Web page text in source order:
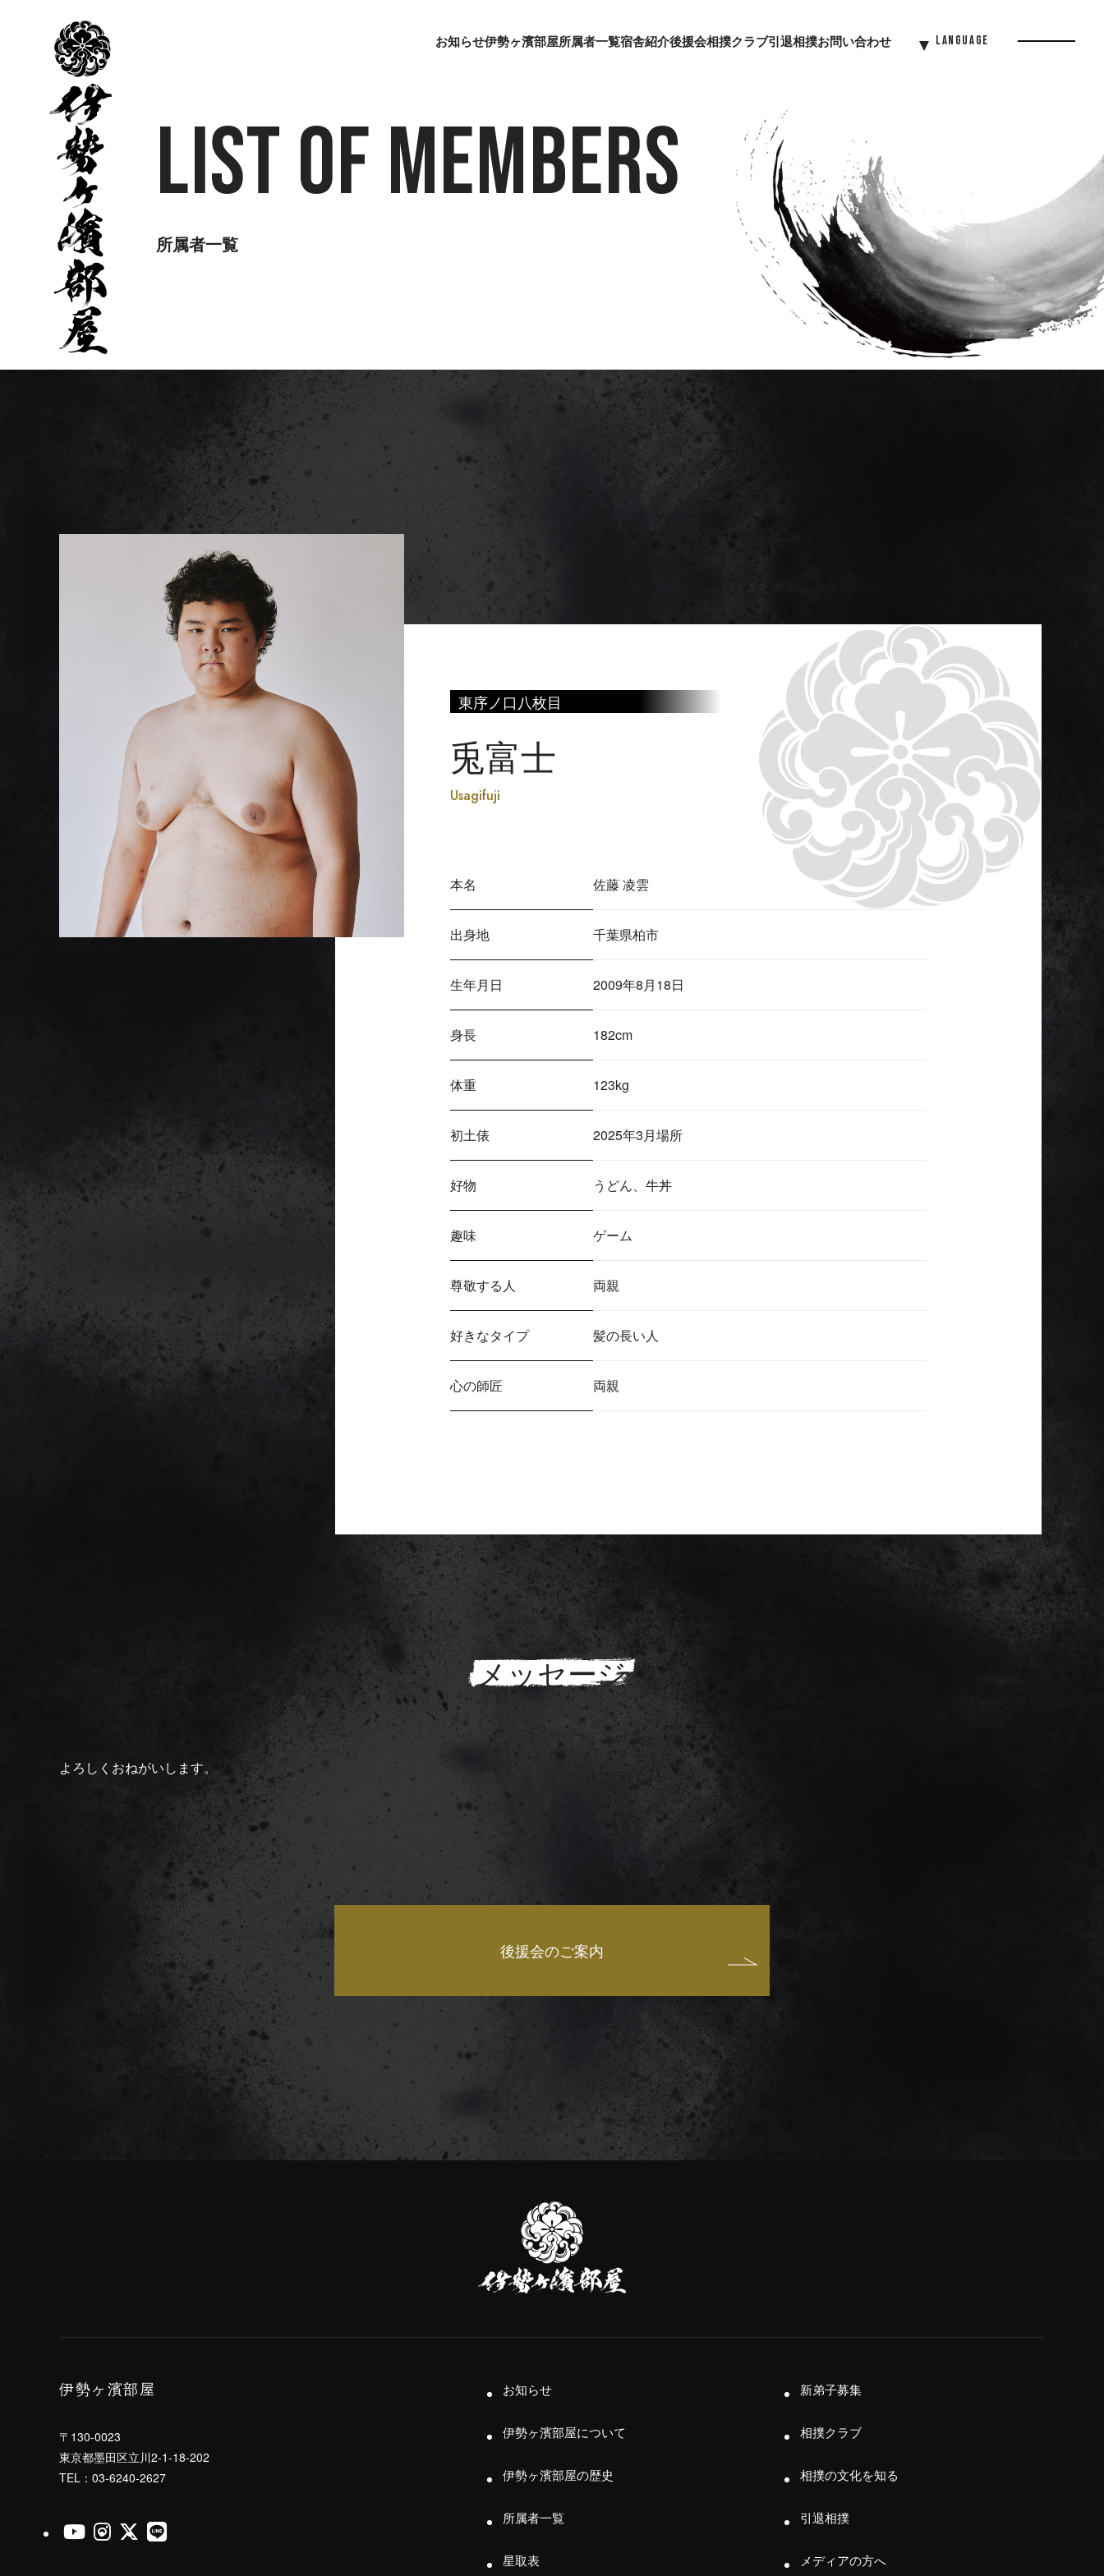
屋
お知らせ伊勢ヶ濱部屋所属者一覧宿舎紹介後援会相撲クラブ引退相撲お問い合わせ Language
所属者一覧
List of Members
東序ノ口 八枚目
兎富士
Usagifuji
本名 佐藤 凌雲
出身地 千葉県柏市
生年月日 2009年8月18日
身長 182cm
体重 123kg
初土俵 2025年3月場所
好物 うどん、牛丼
趣味 ゲーム
尊敬する人 両親
好きなタイプ 髪の長い人
心の師匠 両親
メッセージ
よろしくおねがいします。
後援会のご案内
伊勢ヶ濱部屋
〒130-0023
東京都墨田区立川2-1-18-202
TEL：03-6240-2627
伊勢ヶ濱部屋公式Youtube
伊勢ヶ濱部屋公式Instagram
伊勢ヶ濱部屋公式X
伊勢ヶ濱部屋公式LINE
お知らせ
伊勢ヶ濱部屋について
伊勢ヶ濱部屋の歴史
所属者一覧
星取表
新弟子募集
相撲クラブ
相撲の文化を知る
引退相撲
メディアの方へ